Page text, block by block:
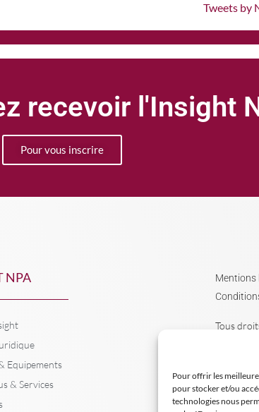
Pour offrir les
pour stocker et/ou
technologies nous
Tweets by
recevoir l'Insight
Pour vous inscrire
NPA
Equipements
& Services
Mentions
Tous